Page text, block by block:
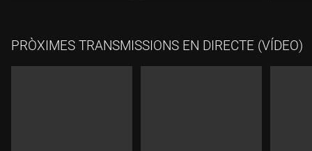
PRÒXIMES TRANSMISSIONS EN DIRECTE (VÍDEO)